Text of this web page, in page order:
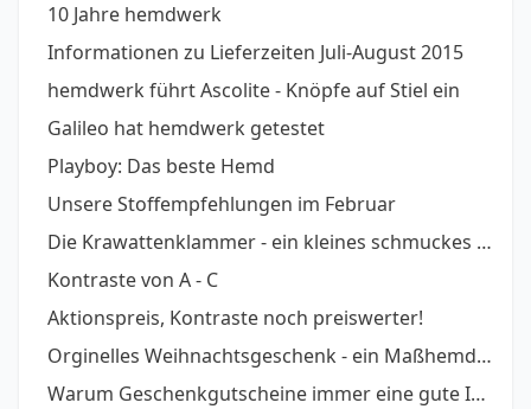
10 Jahre hemdwerk
Informationen zu Lieferzeiten Juli-August 2015
hemdwerk führt Ascolite - Knöpfe auf Stiel ein
Galileo hat hemdwerk getestet
Playboy: Das beste Hemd
Unsere Stoffempfehlungen im Februar
Die Krawattenklammer - ein kleines schmuckes Helferlein
Kontraste von A - C
Aktionspreis, Kontraste noch preiswerter!
Orginelles Weihnachtsgeschenk - ein Maßhemd zum Fest
Warum Geschenkgutscheine immer eine gute Idee sind